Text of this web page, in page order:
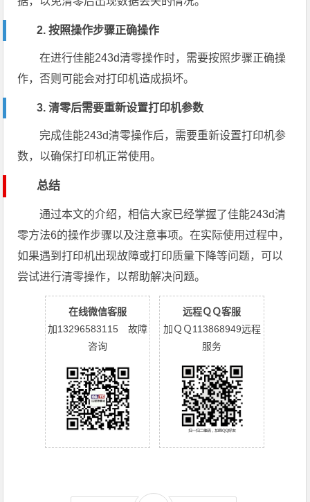
2. 按照操作步骤正确操作
在进行佳能243d清零操作时，需要按照步骤正确操
作，否则可能会对打印机造成损坏。
3. 清零后需要重新设置打印机参数
完成佳能243d清零操作后，需要重新设置打印机参
数，以确保打印机正常使用。
总结
通过本文的介绍，相信大家已经掌握了佳能243d清
零方法6的操作步骤以及注意事项。在实际使用过程中，
如果遇到打印机出现故障或打印质量下降等问题，可以
尝试进行清零操作，以帮助解决问题。
在线微信客服
加13296583115 故障
咨询
远程ＱＱ客服
加ＱＱ113868949远程
服务